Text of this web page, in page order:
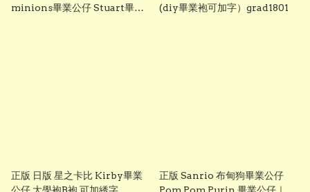
minions畢業公仔 Stuart畢業
(diy畢業袍可加字）grad1801
正版 日版 星之卡比 Kirby畢業
正版 Sanrio 布甸狗畢業公仔